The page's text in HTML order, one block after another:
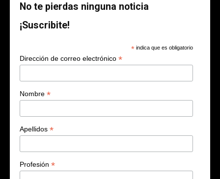
No te pierdas ninguna noticia
¡Suscribite!
* indica que es obligatorio
Dirección de correo electrónico *
Nombre *
Apellidos *
Profesión *